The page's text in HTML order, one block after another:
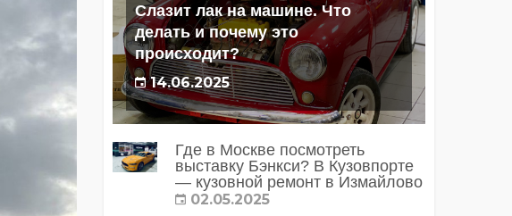
Слазит лак на машине. Что
делать и почему это
происходит?
14.06.2025
Где в Москве посмотреть
выставку Бэнкси? В Кузовпорте
— кузовной ремонт в Измайлово
02.05.2025